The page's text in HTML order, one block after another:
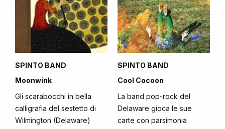
SPINTO BAND
Moonwink
Gli scarabocchi in bella
calligrafia del sestetto di
Wilmington (Delaware)
SPINTO BAND
Cool Cocoon
La band pop-rock del
Delaware gioca le sue
carte con parsimonia